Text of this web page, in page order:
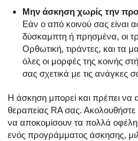
Μην άσκηση χωρίς την
Εάν ο από κοινού σας είναι
δύσκαμπτη ή πρησμένα, οι
Ορθωτική, τιράντες, και τα
όλες οι μορφές της κοινής
σας σχετικά με τις ανάγκες
Η άσκηση μπορεί και πρέπει να
θεραπείας RA σας.
να αποκομίσουν τα πολλά
ενός προγράμματος άσκησης,